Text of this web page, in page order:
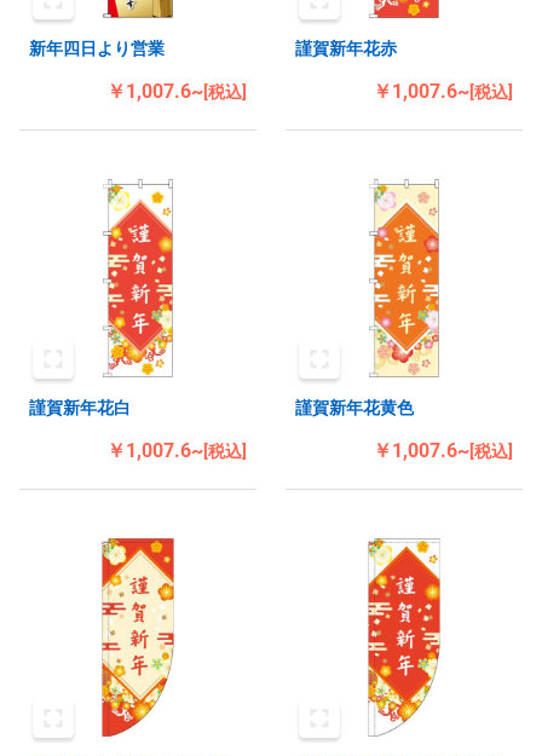
新年四日より営業
￥1,007.6~[税込]
謹賀新年花赤
￥1,007.6~[税込]
謹賀新年花白
￥1,007.6~[税込]
謹賀新年花黄色
￥1,007.6~[税込]